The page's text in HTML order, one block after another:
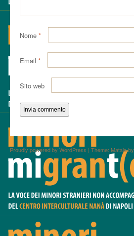
Nome *
Email *
Sito web
Proudly powered by WordPress | Theme: Matala by